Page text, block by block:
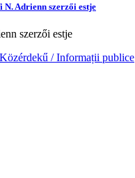
N. Adrienn szerzői estje
szerzői estje
Közérdekű / Informații publice